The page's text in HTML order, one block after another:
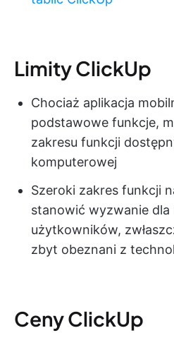
Limity ClickUp
Chociaż aplikacja
podstawowe funkcje,
zakresu funkcji
komputerowej
Szeroki zakres funkcji
stanowić wyzwanie dla
użytkowników,
zbyt obeznani z
Ceny ClickUp